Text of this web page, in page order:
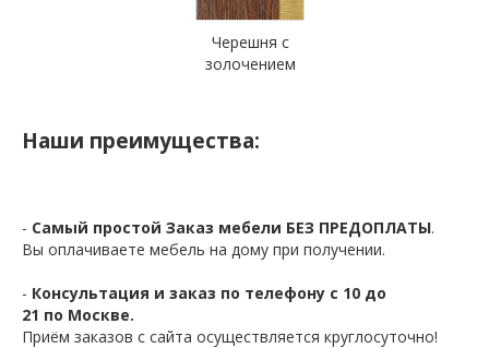
Черешня с
золочением
Наши преимущества:
- Самый простой Заказ мебели БЕЗ ПРЕДОПЛАТЫ.
Вы оплачиваете мебель на дому при получении.
- Консультация и заказ по телефону с 10 до
21 по Москве.
Приём заказов с сайта осуществляется круглосуточно!